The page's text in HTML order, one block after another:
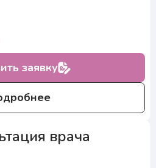
заявку
врача